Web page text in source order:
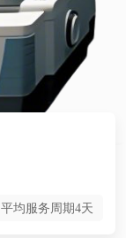
平均服务周期4天